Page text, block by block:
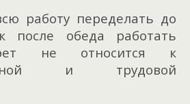
работу переделать до
после обеда работать
не относится к
и трудовой